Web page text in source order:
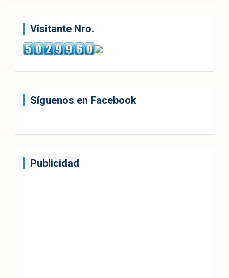
Visitante Nro.
Síguenos en Facebook
Publicidad